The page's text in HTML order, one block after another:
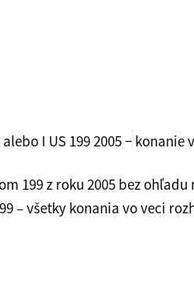
alebo I US 199 2005 −
199 z roku 2005 bez
– všetky konania vo veci